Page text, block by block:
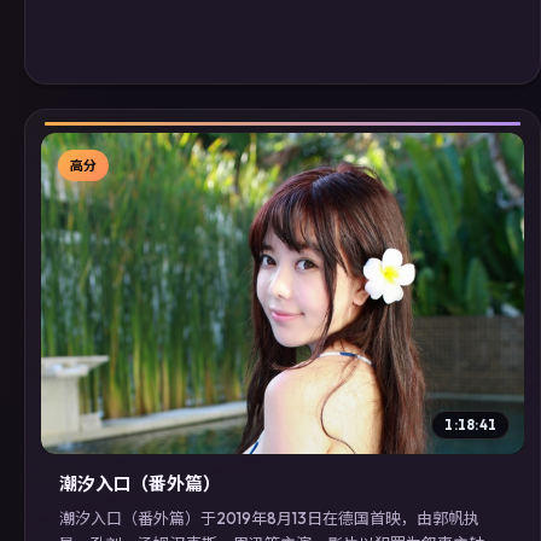
▶
高分
1:18:41
潮汐入口（番外篇）
潮汐入口（番外篇）于2019年8月13日在德国首映，由郭帆执